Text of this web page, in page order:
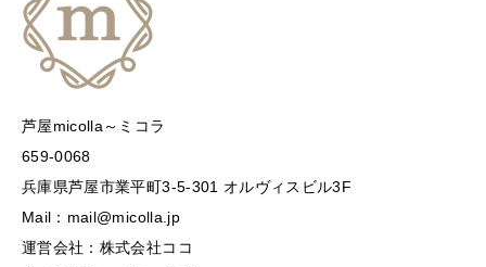
芦屋micolla～ミコラ
659-0068
兵庫県芦屋市業平町3-5-301 オルヴィスビル3F
Mail：mail@micolla.jp
運営会社：株式会社ココ